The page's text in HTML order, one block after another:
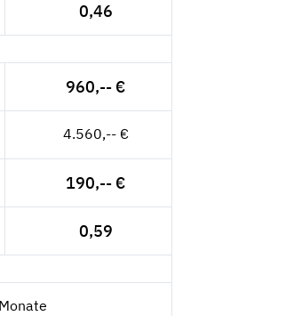
0,46
960,-- €
4.560,-- €
190,-- €
0,59